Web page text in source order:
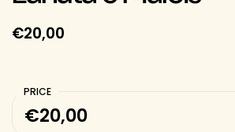
€20,00
PRICE
€20,00